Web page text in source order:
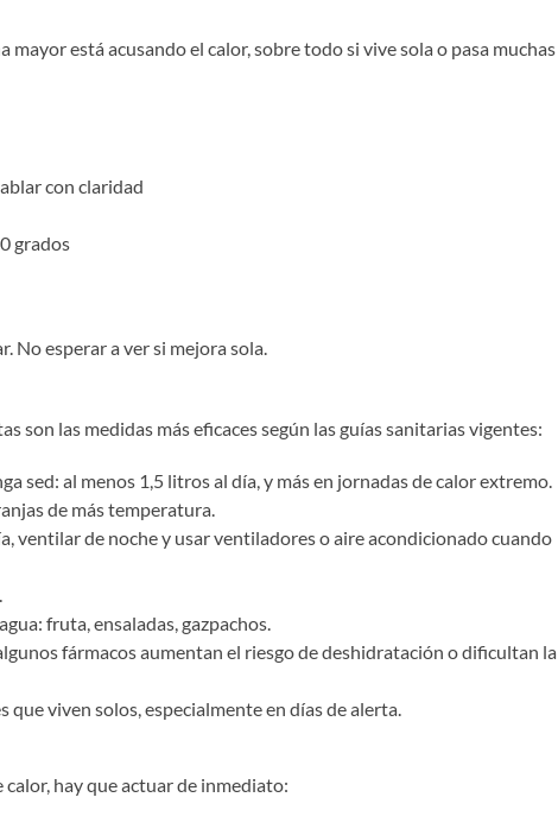
está acusando el calor, sobre todo si vive sola o pasa muchas
con claridad
grados
No esperar a ver si mejora sola.
son las medidas más eficaces según las guías sanitarias vigentes:
sed: al menos 1,5 litros al día, y más en jornadas de calor extremo.
de más temperatura.
ventilar de noche y usar ventiladores o aire acondicionado cuando
fruta, ensaladas, gazpachos.
fármacos aumentan el riesgo de deshidratación o dificultan la
viven solos, especialmente en días de alerta.
hay que actuar de inmediato: